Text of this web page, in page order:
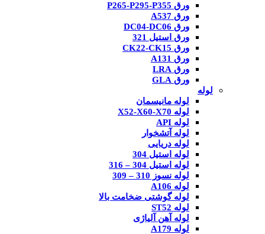
ورق P265-P295-P355
ورق A537
ورق DC04-DC06
ورق استیل 321
ورق CK22-CK15
ورق A131
ورق LRA
ورق GLA
لوله
لوله مانیسمان
لوله X52-X60-X70
لوله API
لوله آتشخوار
لوله دریایی
لوله استیل 304
لوله استیل 304 – 316
لوله نسوز 310 – 309
لوله A106
لوله گوشتی ضخامت بالا
لوله ST52
لوله آهن آلیاژی
لوله A179